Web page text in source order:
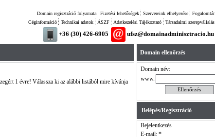
Fogalomtár
Szervereink elhelyezése
Fizetési lehetőségek
Domain regisztráció folyamata
Társadalmi szerepvállalás
Adatkezelési Tájékoztató
ÁSZF
Technikai adatok
Céginformáció
+36 (30) 426-6905 ufsz@domainadminisztracio.hu
1 évre! Válassza ki az alábbi listából mire kívánja
Domain ellenőrzés
Domain név:
www.
Belépés/Regisztráció
Bejelentkezés
E-mail: *